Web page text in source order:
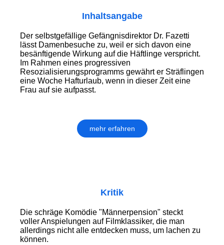
Inhaltsangabe
Der selbstgefällige Gefängnisdirektor Dr. Fazetti
lässt Damenbesuche zu, weil er sich davon eine
besänftigende Wirkung auf die Häftlinge verspricht.
Im Rahmen eines progressiven
Resozialisierungsprogramms gewährt er Sträflingen
eine Woche Hafturlaub, wenn in dieser Zeit eine
Frau auf sie aufpasst.
mehr erfahren
Kritik
Die schräge Komödie "Männerpension" steckt
voller Anspielungen auf Filmklassiker, die man
allerdings nicht alle entdecken muss, um lachen zu
können.